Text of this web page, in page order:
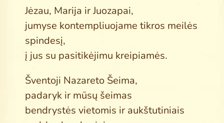
Jėzau, Marija ir Juozapai,
jumyse kontempliuojame tikros meilės
spindesį,
į jus su pasitikėjimu kreipiamės.
Šventoji Nazareto Šeima,
padaryk ir mūsų šeimas
bendrystės vietomis ir aukštutiniais